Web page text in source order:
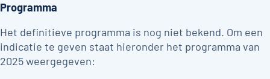
Programma
Het definitieve programma is nog niet bekend. Om een
indicatie te geven staat hieronder het programma van
2025 weergegeven: